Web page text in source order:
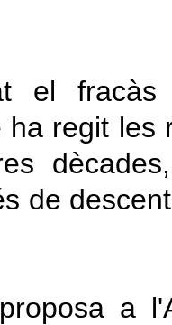
el
ha regit les
de
a